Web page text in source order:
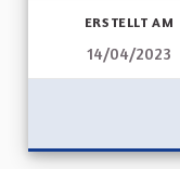
ERSTELLT AM
14/04/2023